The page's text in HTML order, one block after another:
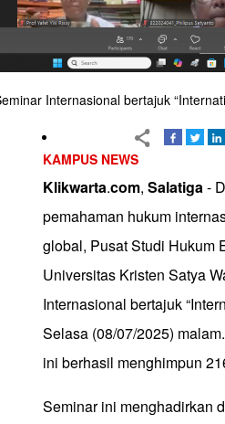
Internasional bertajuk
KAMPUS NEWS
Klikwarta.com, Salatiga-
pemahaman hukum
global, Pusat Studi Hukum
Universitas Kristen Satya
Internasional bertajuk
Selasa (08/07/2025)
ini berhasil menghimpun
Seminar ini menghadirkan